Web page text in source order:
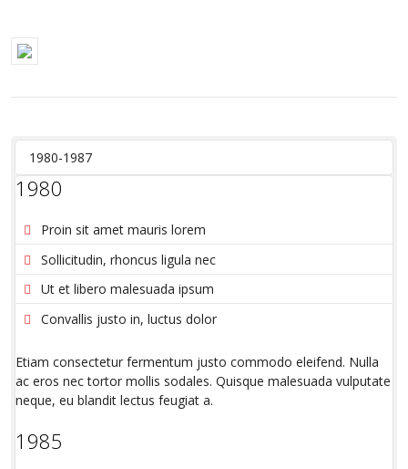
1980-1987
1980
Proin sit amet mauris lorem
Sollicitudin, rhoncus ligula nec
Ut et libero malesuada ipsum
Convallis justo in, luctus dolor
Etiam consectetur fermentum justo commodo eleifend. Nulla
ac eros nec tortor mollis sodales. Quisque malesuada vulputate
neque, eu blandit lectus feugiat a.
1985